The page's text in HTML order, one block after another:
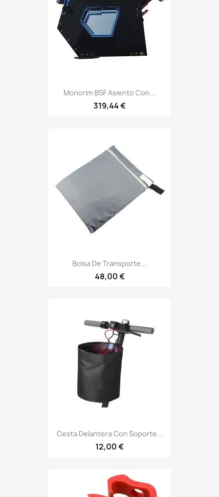
Monorim BSF Asiento Con...
319,44 €
Bolsa De Transporte...
48,00 €
Cesta Delantera Con Soporte...
12,00 €